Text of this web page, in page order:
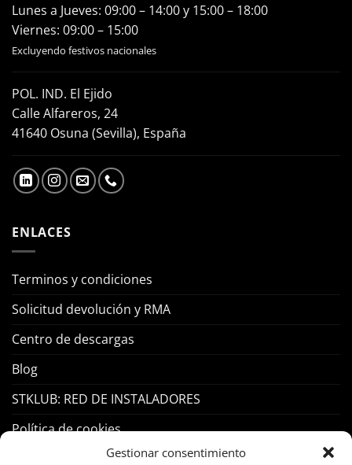
Gestionar consentimiento
Lunes a Jueves: 09:00 – 14:00 y 15:00 – 18:00
Viernes: 09:00 – 15:00
Excluyendo festivos nacionales
POL. IND. El Ejido
Calle Alfareros, 24
41640 Osuna (Sevilla), España
ENLACES
Terminos y condiciones
Solicitud devolución y RMA
Centro de descargas
Blog
STKLUB: RED DE INSTALADORES
Política de cookies